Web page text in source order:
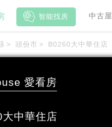
智能找房 中古屋
> 頭份市 > B0260大中華住店
愛看房
中華住店